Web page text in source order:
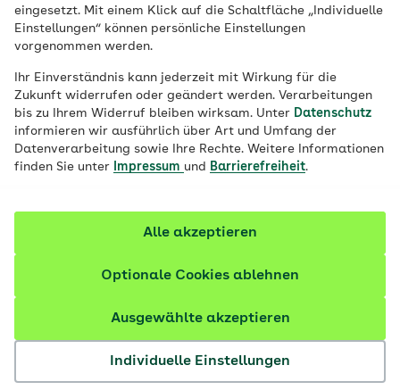
eingesetzt. Mit einem Klick auf die Schaltfläche „Individuelle
Einstellungen“ können persönliche Einstellungen
vorgenommen werden.
Ihr Einverständnis kann jederzeit mit Wirkung für die
Zukunft widerrufen oder geändert werden. Verarbeitungen
bis zu Ihrem Widerruf bleiben wirksam. Unter Datenschutz
informieren wir ausführlich über Art und Umfang der
Datenverarbeitung sowie Ihre Rechte. Weitere Informationen
finden Sie unter
Impressum und Barrierefreiheit.
Individuelle Einstellungen
Ausgewählte akzeptieren
Optionale Cookies ablehnen
Alle akzeptieren
210 Stellenangebote
Fachkraft Betreuungsaufträge (m/w/d)
Vertrags-/Versorgungsmanagement | Vollzeit oder
Teilzeit | Befristet bis 30.06.2027 | Homeoffice-
Möglichkeit
Standort: Stuttgart